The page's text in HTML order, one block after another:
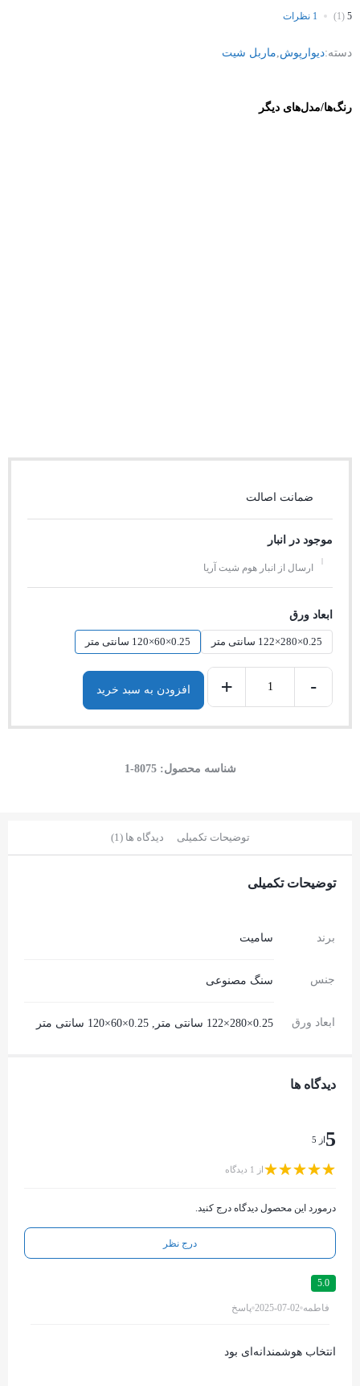
5
(1) 1 نظرات
دسته:دیوارپوش ماربل شیت
رنگ‌ها/مدل‌های دیگر
ضمانت اصالت
موجود در انبار
ارسال از انبار هوم شیت آریا
ابعاد ورق
0.25×280×122 سانتی متر 0.25×60×120 سانتی متر
-
+ افزودن به سبد خرید
شناسه محصول:8075-1
توضیحات تکمیلی دیدگاه ها (1)
توضیحات تکمیلی
برند سامیت
جنس سنگ مصنوعی
ابعاد ورق 0.25×280×122 سانتی متر, 0.25×60×120 سانتی متر
دیدگاه ها
5 از 5
از 1 دیدگاه
درمورد این محصول دیدگاه درج کنید.
درج نظر
5.0
فاطمه 2025-07-02 پاسخ
انتخاب هوشمندانه‌ای بود